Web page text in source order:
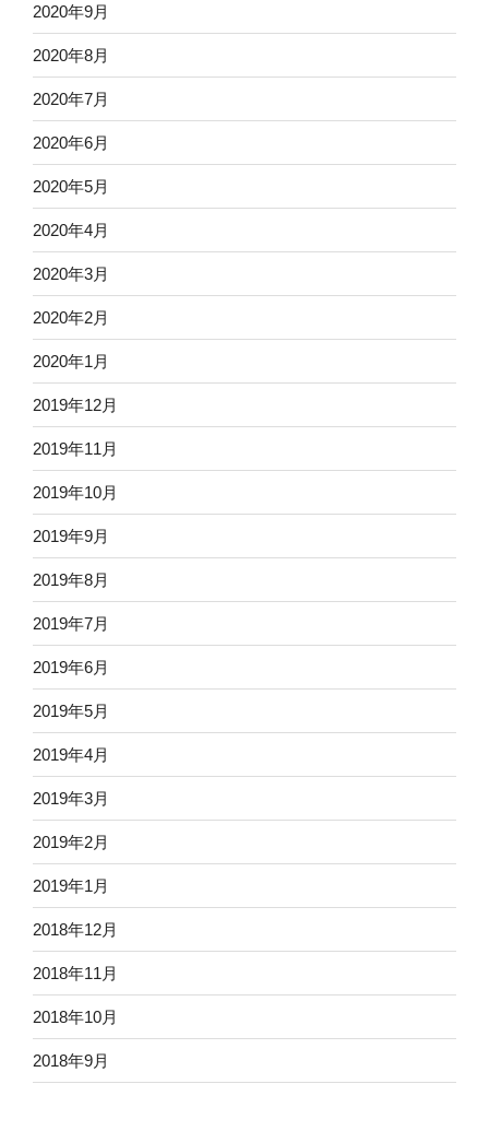
2020年9月
2020年8月
2020年7月
2020年6月
2020年5月
2020年4月
2020年3月
2020年2月
2020年1月
2019年12月
2019年11月
2019年10月
2019年9月
2019年8月
2019年7月
2019年6月
2019年5月
2019年4月
2019年3月
2019年2月
2019年1月
2018年12月
2018年11月
2018年10月
2018年9月